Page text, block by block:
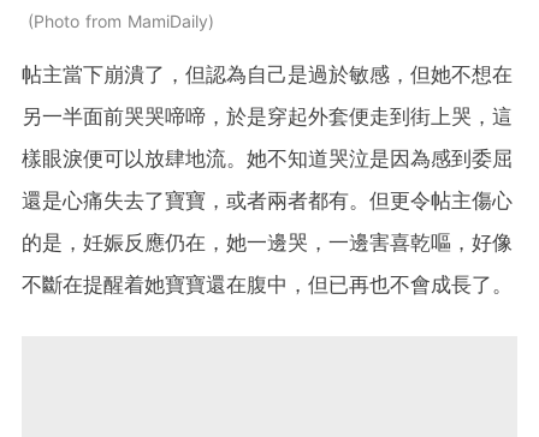
Photo from MamiDaily
帖主當下崩潰了，但認為自己是過於敏感，但她不想在
另一半面前哭哭啼啼，於是穿起外套便走到街上哭，這
樣眼淚便可以放肆地流。她不知道哭泣是因為感到委屈
還是心痛失去了寶寶，或者兩者都有。但更令帖主傷心
的是，妊娠反應仍在，她一邊哭，一邊害喜乾嘔，好像
不斷在提醒着她寶寶還在腹中，但已再也不會成長了。